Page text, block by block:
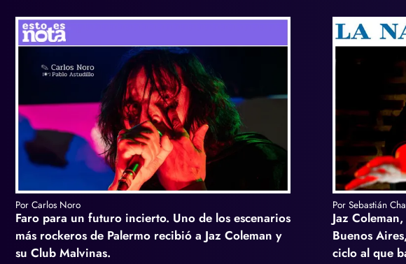
Por Carlos Noro
Faro para un futuro incierto. Uno de los escenarios
más rockeros de Palermo recibió a Jaz Coleman y
su Club Malvinas.
Por Sebastián
Jaz
Buenos
ciclo al que